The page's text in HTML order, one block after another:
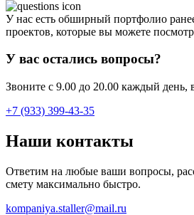
У нас есть обширный портфолио
проектов, которые вы можете
У вас остались вопросы?
Звоните с 9.00 до 20.00 каждый день,
+7 (933) 399-43-35
Наши контакты
Ответим на любые ваши вопросы,
смету максимально быстро.
kompaniya.staller@mail.ru